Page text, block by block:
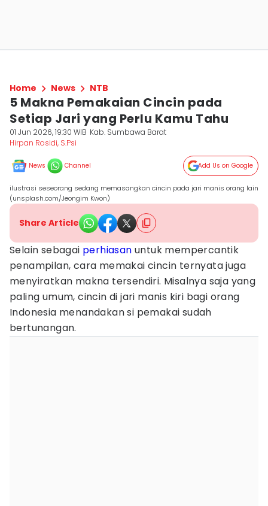
Home News NTB
5 Makna Pemakaian Cincin pada
Setiap Jari yang Perlu Kamu Tahu
01 Jun 2026, 19:30 WIB Kab. Sumbawa Barat
Hirpan Rosidi, S.Psi
News Channel Add Us on Google
ilustrasi seseorang sedang memasangkan cincin pada jari manis orang lain
(unsplash.com/Jeongim Kwon)
Share Article
Selain sebagai perhiasan untuk mempercantik
penampilan, cara memakai cincin ternyata juga
menyiratkan makna tersendiri. Misalnya saja yang
paling umum, cincin di jari manis kiri bagi orang
Indonesia menandakan si pemakai sudah
bertunangan.